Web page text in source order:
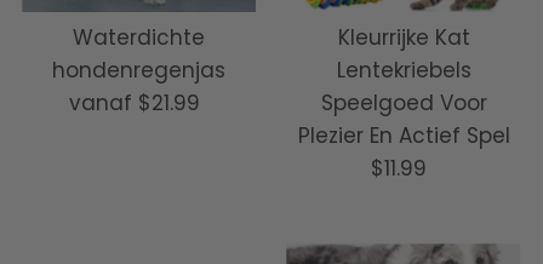
Waterdichte
hondenregenjas
Normale
vanaf $21.99
Kleurrijke Kat
Lentekriebels
Speelgoed Voor
Plezier En Actief Spel
Normale
$11.99